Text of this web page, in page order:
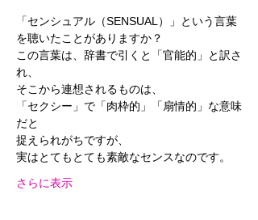
「センシュアル（SENSUAL）」という言葉
を聴いたことがありますか？
この言葉は、辞書で引くと「官能的」と訳さ
れ、
そこから連想されるものは、
「セクシー」で「肉枠的」「扇情的」な意味
だと
捉えられがちですが、
実はとてもとても素敵なセンスなのです。
さらに表示